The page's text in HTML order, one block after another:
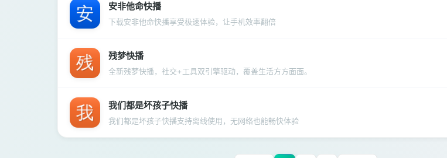
安非他命快播
下载安非他命快播享受极速体验，让手机效率翻倍
残梦快播
全新残梦快播，社交+工具双引擎驱动，覆盖生活方方面面。
我们都是坏孩子快播
我们都是坏孩子快播支持离线使用，无网络也能畅快体验